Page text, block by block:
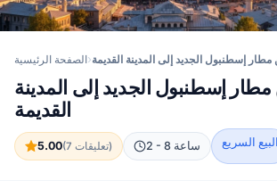
الصفحة الرئيسية إسطنبول الجديد إلى المدينة القديمة
إسطنبول الجديد إلى المدينة
القديمة
5.00 (7 تعليقات) 2 - 8 ساعة البيع السريع